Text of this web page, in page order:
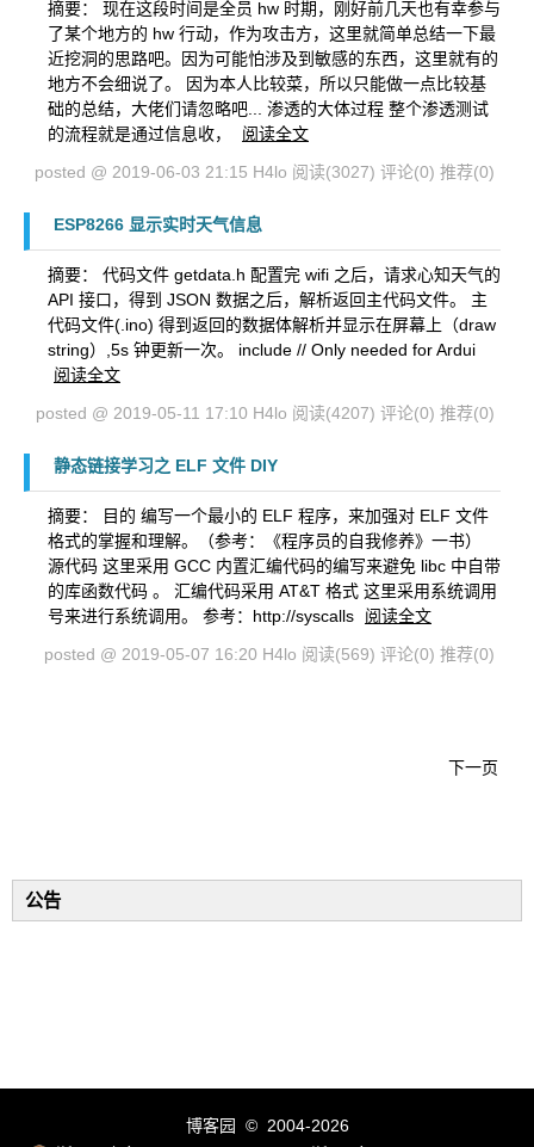
摘要： 现在这段时间是全员 hw 时期，刚好前几天也有幸参与
了某个地方的 hw 行动，作为攻击方，这里就简单总结一下最
近挖洞的思路吧。因为可能怕涉及到敏感的东西，这里就有的
地方不会细说了。 因为本人比较菜，所以只能做一点比较基
础的总结，大佬们请忽略吧... 渗透的大体过程 整个渗透测试
的流程就是通过信息收，
阅读全文
posted @ 2019-06-03 21:15 H4lo 阅读(3027) 评论(0) 推荐(0)
ESP8266 显示实时天气信息
摘要： 代码文件 getdata.h 配置完 wifi 之后，请求心知天气的
API 接口，得到 JSON 数据之后，解析返回主代码文件。 主
代码文件(.ino) 得到返回的数据体解析并显示在屏幕上（draw
string）,5s 钟更新一次。 include // Only needed for Ardui
阅读全文
posted @ 2019-05-11 17:10 H4lo 阅读(4207) 评论(0) 推荐(0)
静态链接学习之 ELF 文件 DIY
摘要： 目的 编写一个最小的 ELF 程序，来加强对 ELF 文件
格式的掌握和理解。（参考：《程序员的自我修养》一书）
源代码 这里采用 GCC 内置汇编代码的编写来避免 libc 中自带
的库函数代码 。 汇编代码采用 AT&T 格式 这里采用系统调用
号来进行系统调用。 参考：http://syscalls
阅读全文
posted @ 2019-05-07 16:20 H4lo 阅读(569) 评论(0) 推荐(0)
下一页
公告
博客园
© 2004-2026